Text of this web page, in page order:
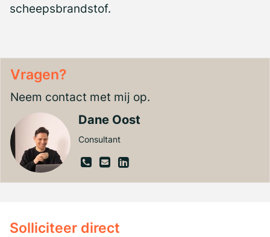
scheepsbrandstof.
Vragen?
Neem contact met mij op.
Dane Oost
Consultant
Solliciteer direct